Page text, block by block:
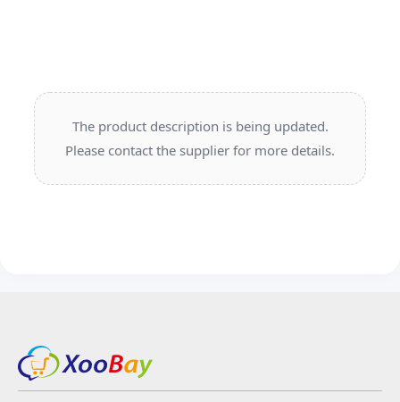
The product description is being updated.
Please contact the supplier for more details.